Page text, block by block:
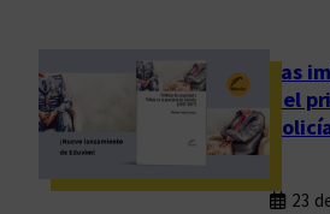
e
n
s
Las
del
23